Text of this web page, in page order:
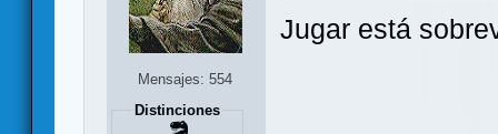
Mensajes: 554
Distinciones
Jugar está